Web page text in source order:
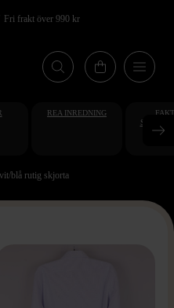
Fri frakt över 990 kr
REA INREDNING
blå rutig skjorta